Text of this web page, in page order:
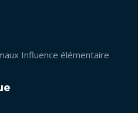
Influence élémentaire